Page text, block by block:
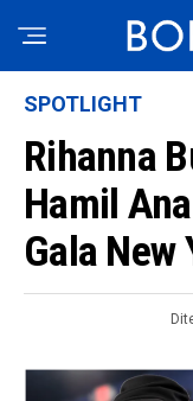
SPOTLIGHT
Rihanna
Hamil
Gala New